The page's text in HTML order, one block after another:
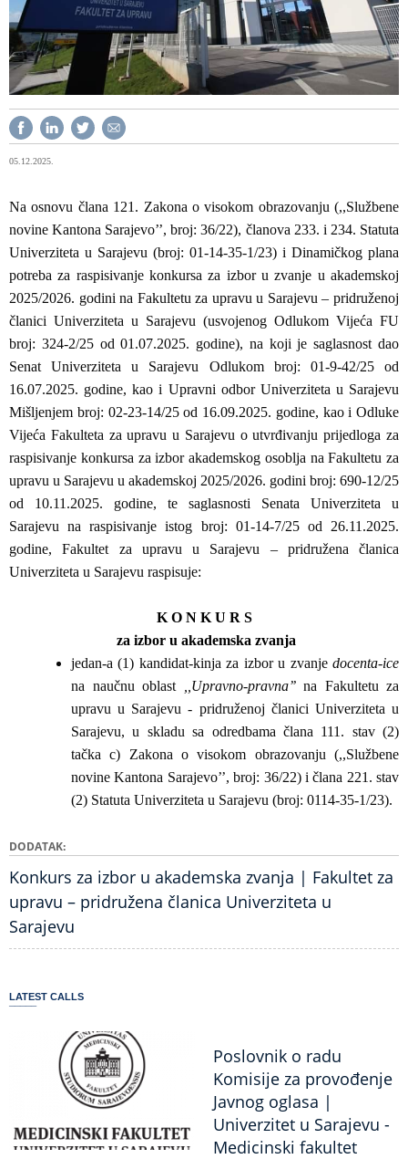
05.12.2025.
Na osnovu člana 121. Zakona o visokom obrazovanju (,,Službene
novine Kantona Sarajevo’’, broj: 36/22), članova 233. i 234. Statuta
Univerziteta u Sarajevu (broj: 01-14-35-1/23) i Dinamičkog plana
potreba za raspisivanje konkursa za izbor u zvanje u akademskoj
2025/2026. godini na Fakultetu za upravu u Sarajevu – pridruženoj
članici Univerziteta u Sarajevu (usvojenog Odlukom Vijeća FU
broj: 324-2/25 od 01.07.2025. godine), na koji je saglasnost dao
Senat Univerziteta u Sarajevu Odlukom broj: 01-9-42/25 od
16.07.2025. godine, kao i Upravni odbor Univerziteta u Sarajevu
Mišljenjem broj: 02-23-14/25 od 16.09.2025. godine, kao i Odluke
Vijeća Fakulteta za upravu u Sarajevu o utvrđivanju prijedloga za
raspisivanje konkursa za izbor akademskog osoblja na Fakultetu za
upravu u Sarajevu u akademskoj 2025/2026. godini broj: 690-12/25
od 10.11.2025. godine, te saglasnosti Senata Univerziteta u
Sarajevu na raspisivanje istog broj: 01-14-7/25 od 26.11.2025.
godine, Fakultet za upravu u Sarajevu – pridružena članica
Univerziteta u Sarajevu raspisuje:
K O N K U R S
za izbor u akademska zvanja
jedan-a (1) kandidat-kinja za izbor u zvanje docenta-ice
na naučnu oblast
,,Upravno-pravna’’na Fakultetu za
upravu u Sarajevu - pridruženoj članici Univerziteta u
Sarajevu, u skladu sa odredbama člana 111. stav (2)
tačka c) Zakona o visokom obrazovanju (,,Službene
novine Kantona Sarajevo’’, broj: 36/22) i člana 221. stav
(2) Statuta Univerziteta u Sarajevu (broj: 0114-35-1/23).
DODATAK
Konkurs za izbor u akademska zvanja | Fakultet za
upravu – pridružena članica Univerziteta u
Sarajevu
LATEST CALLS
Poslovnik o radu
Komisije za provođenje
Javnog oglasa |
Univerzitet u Sarajevu -
Medicinski fakultet